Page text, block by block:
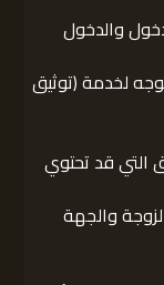
والدخول
لخدمة (توثيق
التي قد تحتوي
والجهة